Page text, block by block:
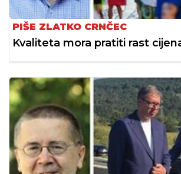
PIŠE ZLATKO CRNČEC
Kvaliteta mora pratiti rast